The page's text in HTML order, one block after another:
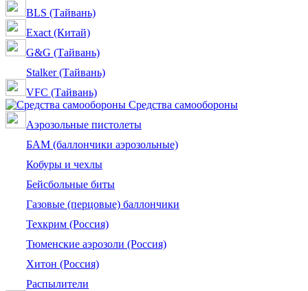
BLS (Тайвань)
Exact (Китай)
G&G (Тайвань)
Stalker (Тайвань)
VFC (Тайвань)
Средства самообороны
Аэрозольные пистолеты
БАМ (баллончики аэрозольные)
Кобуры и чехлы
Бейсбольные биты
Газовые (перцовые) баллончики
Техкрим (Россия)
Тюменские аэрозоли (Россия)
Хитон (Россия)
Распылители